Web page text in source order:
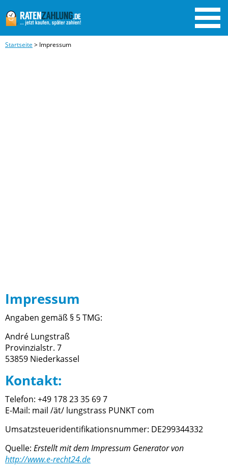
Startseite > Impressum
Impressum
Angaben gemäß § 5 TMG:
André Lungstraß
Provinzialstr. 7
53859 Niederkassel
Kontakt:
Telefon: +49 178 23 35 69 7
E-Mail: mail /ät/ lungstrass PUNKT com
Umsatzsteueridentifikationsnummer: DE299344332
Quelle: Erstellt mit dem Impressum Generator von
http://www.e-recht24.de